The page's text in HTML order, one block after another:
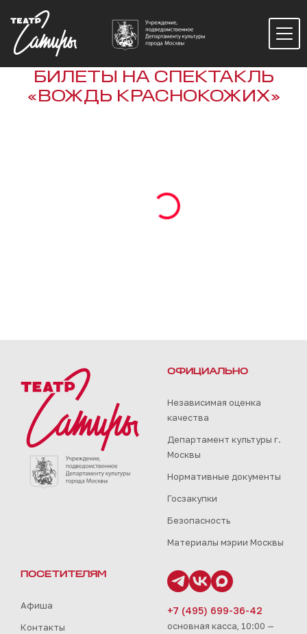
БИЛЕТЫ НА СПЕКТАКЛЬ
«ВОЖДЬ КРАСНОКОЖИХ»
ОФИЦИАЛЬНО
Независимая оценка
качества
Департамент культуры г.
Москвы
Нормативные документы
Госзакупки
Безопасность
Материалы мэрии Москвы
ПОСЕТИТЕЛЯМ
Афиша
Контакты
+7 (495) 699-36-42
основная касса, 10:00 —